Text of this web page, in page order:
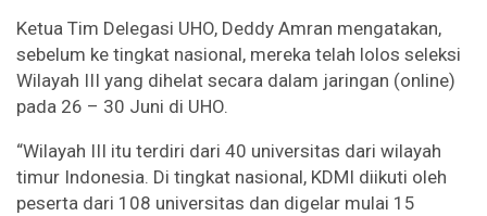
Ketua Tim Delegasi UHO, Deddy Amran mengatakan,
sebelum ke tingkat nasional, mereka telah lolos seleksi
Wilayah III yang dihelat secara dalam jaringan (online)
pada 26 – 30 Juni di UHO.
“Wilayah III itu terdiri dari 40 universitas dari wilayah
timur Indonesia. Di tingkat nasional, KDMI diikuti oleh
peserta dari 108 universitas dan digelar mulai 15